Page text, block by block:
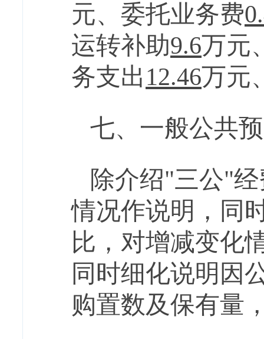
元、委托业务费
运转补助9.6万元
务支出12.46万元
七、一般公共
除介绍"三公"
情况作说明，同
比，对增减变化
同时细化说明因
购置数及保有量